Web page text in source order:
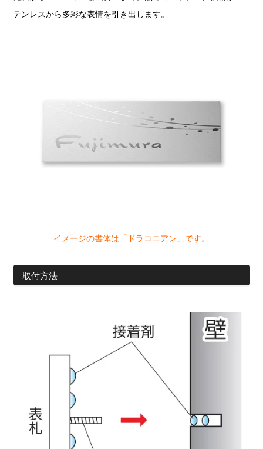
テンレスから多彩な表情を引き出します。
イメージの書体は「ドラコニアン」です。
取付方法